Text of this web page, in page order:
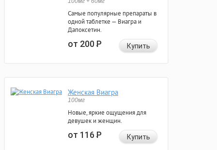
Самые популярные препараты в
одной таблетке — Виагра и
Дапоксетин.
от 200Р Купить
Женская Виагра
100мг
Новые, яркие ощущения для
девушек и женщин.
от 116Р Купить